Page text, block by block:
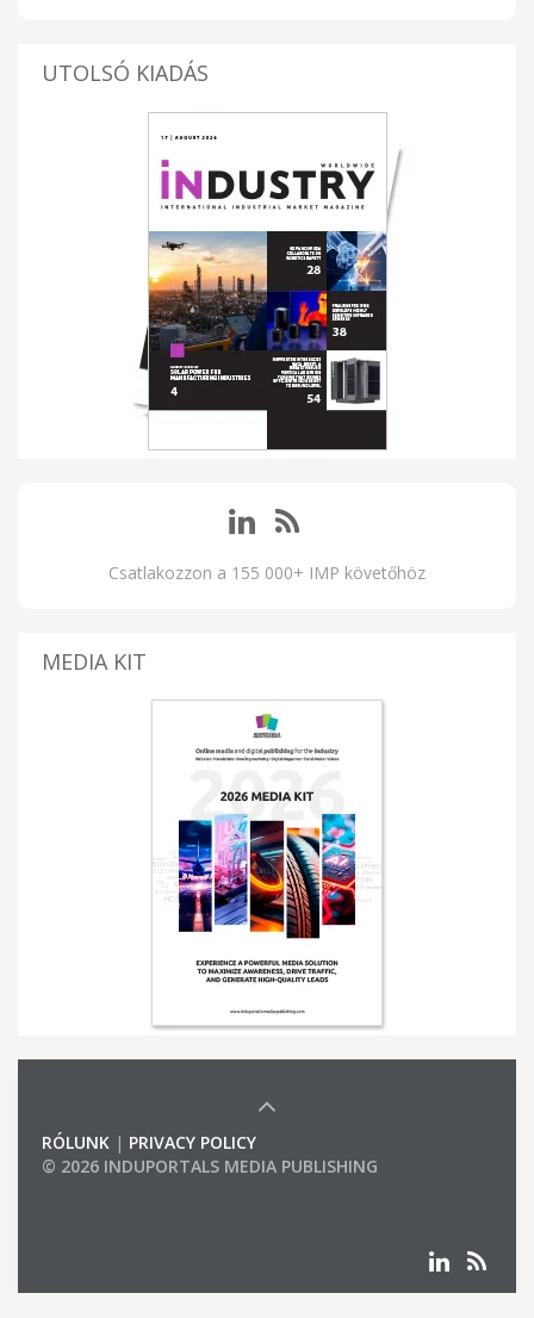
UTOLSÓ KIADÁS
Csatlakozzon a 155 000+ IMP követőhöz
MEDIA KIT
RÓLUNK | PRIVACY POLICY
© 2026 INDUPORTALS MEDIA PUBLISHING